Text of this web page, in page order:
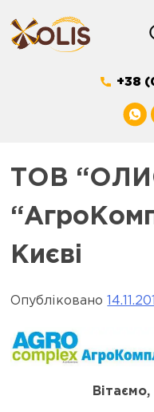
to
content
+38
ТОВ
Києві
Опубліковано